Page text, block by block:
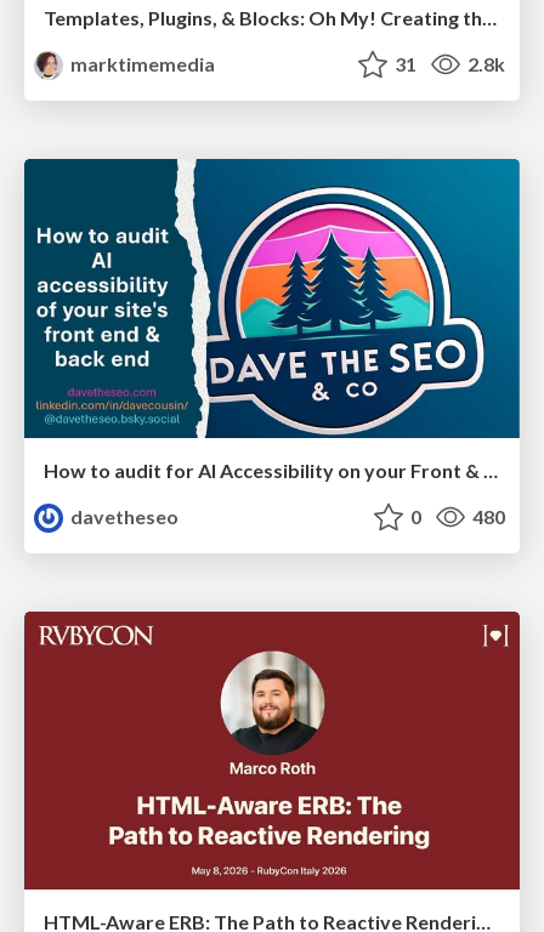
Templates, Plugins, & Blocks: Oh My! Creating the theme that thinks of everything
marktimemedia
31 2.8k
How to audit for AI Accessibility on your Front & Back End
davetheseo
0 480
HTML-Aware ERB: The Path to Reactive Rendering @ RubyCon 2026, Rimini, Italy